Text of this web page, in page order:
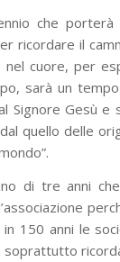
che
ricordare il
cuore, per
sarà un
Signore Gesù
quello delle
di tre anni
150 anni le